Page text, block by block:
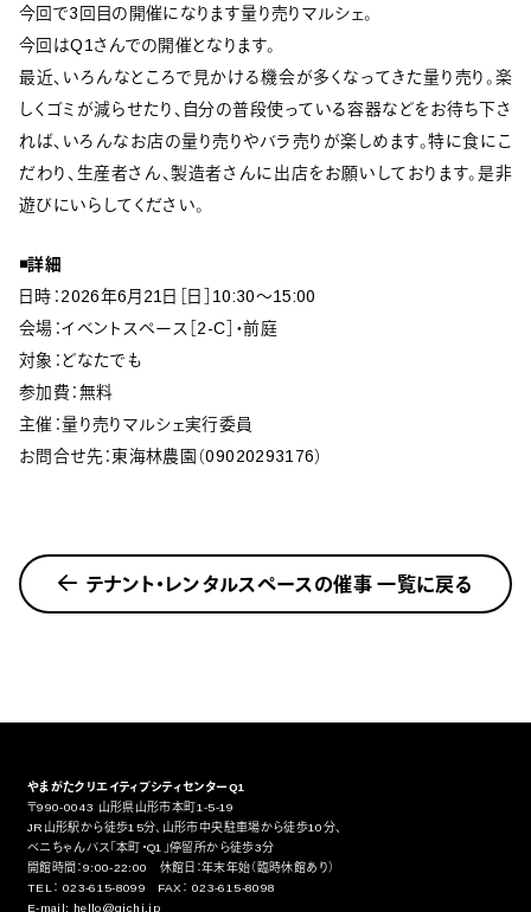
今回で3回目の開催になります量り売りマルシェ。
今回はQ1さんでの開催となります。
最近、いろんなところで見かける機会が多くなってきた量り売り。楽
しくゴミが減らせたり、自分の普段使っている容器などをお待ち下さ
れば、いろんなお店の量り売りやバラ売りが楽しめます。特に食にこ
だわり、生産者さん、製造者さんに出店をお願いしております。是非
遊びにいらしてください。
◾️詳細
日時：2026年6月21日［日］10:30〜15:00
会場：イベントスペース［2-C］・前庭
対象：どなたでも
参加費：無料
主催：量り売りマルシェ実行委員
お問合せ先：東海林農園（09020293176）
テナント・レンタルスペースの催事 一覧に戻る
やまがたクリエイティブシティセンターQ1
〒990-0043 山形県山形市本町1-5-19
JR山形駅から徒歩15分、山形市中央駐車場から徒歩10分、
ベニちゃんバス「本町・Q1」停留所から徒歩3分
開館時間：9:00-22:00 休館日：年末年始（臨時休館あり）
TEL： 023-615-8099 FAX： 023-615-8098
E-mail: hello@qichi.jp